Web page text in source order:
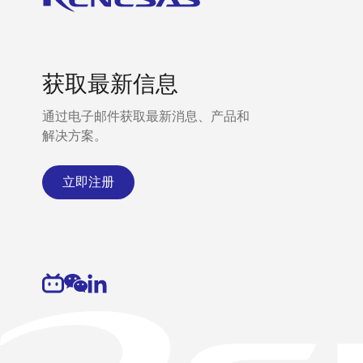
获取最新信息
通过电子邮件获取最新消息、产品和
解决方案。
立即注册